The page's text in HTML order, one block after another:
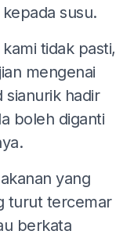
susu.
tidak pasti,
mengenai
sianurik hadir
boleh diganti
yang
turut tercemar
berkata